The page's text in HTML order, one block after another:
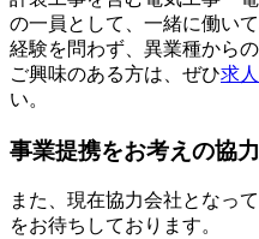
の一員として、一緒に働い
経験を問わず、異業種から
ご興味のある方は、ぜひ求
い。
事業提携をお考えの協
また、現在協力会社となっ
をお待ちしております。